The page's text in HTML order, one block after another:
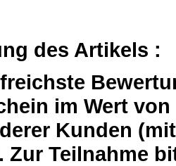
des Artikels :
im Wert
Kunden
Zur Teilnahme